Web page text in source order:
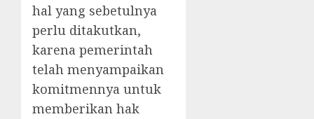
hal yang sebetulnya
perlu ditakutkan,
karena pemerintah
telah menyampaikan
komitmennya untuk
memberikan hak